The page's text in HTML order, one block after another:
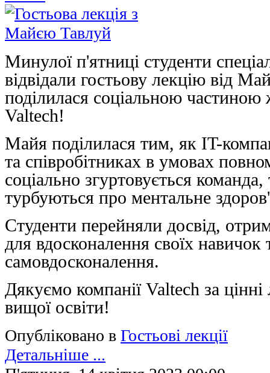
Минулої п'ятниці студенти
відвідали гостьову лекцію від
поділилася соціальною частиною
Valtech!
Майя поділилася тим, як IT-
та співробітниках в умовах
соціально згуртовується
турбуються про ментальне
Студенти перейняли досвід,
для вдосконалення своїх навичок
самовдосконалення.
Дякуємо компанії Valtech за цінні
вищої освіти!
Опубліковано в Гостьові лекції
Детальніше ...